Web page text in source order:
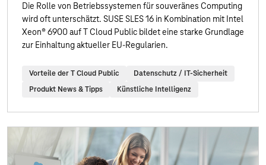
Die Rolle von Betriebssystemen für souveränes Computing
wird oft unterschätzt. SUSE SLES 16 in Kombination mit Intel
Xeon® 6900 auf T Cloud Public bildet eine starke Grundlage
zur Einhaltung aktueller EU-Regularien.
Vorteile der T Cloud Public
Datenschutz / IT-Sicherheit
Produkt News & Tipps
Künstliche Intelligenz